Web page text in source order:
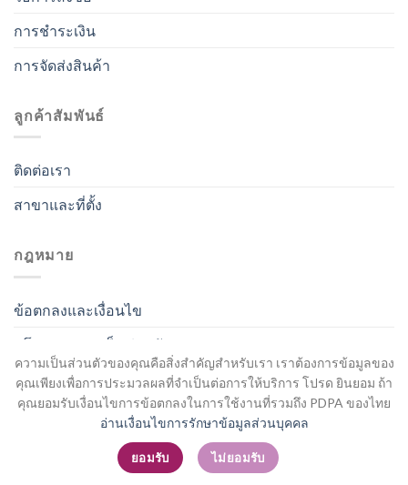
ความเป็นส่วนตัวของคุณคือสิ่งสำคัญสำหรับเรา เราต้องการข้อมูลของ
คุณเพียงเพื่อการประมวลผลที่จำเป็นต่อการให้บริการ โปรด ยินยอม ถ้า
คุณยอมรับเงื่อนไขการข้อตกลงในการใช้งานที่รวมถึง PDPA ของไทย
อ่านเงื่อนไขการรักษาข้อมูลส่วนบุคคล
ยอมรับ ไม่ยอมรับ
การชำระเงิน
การจัดส่งสินค้า
ลูกค้าสัมพันธ์
ติดต่อเรา
สาขาและที่ตั้ง
กฎหมาย
ข้อตกลงและเงื่อนไข
นโยบายความเป็นส่วนตัว
สมัครสมาชิก / เข้าสู่ระบบ
Copyright 2026 ©Flatsome Theme